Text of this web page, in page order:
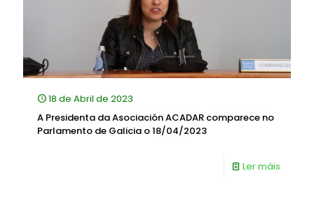
18 de Abril de 2023
A Presidenta da Asociación ACADAR comparece no
Parlamento de Galicia o 18/04/2023
Ler máis